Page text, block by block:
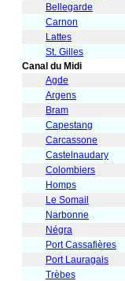
Bellegarde
Carnon
Lattes
St. Gilles
Canal du Midi
Agde
Argens
Bram
Capestang
Carcassone
Castelnaudary
Colombiers
Homps
Le Somail
Narbonne
Négra
Port Cassafières
Port Lauragais
Trèbes